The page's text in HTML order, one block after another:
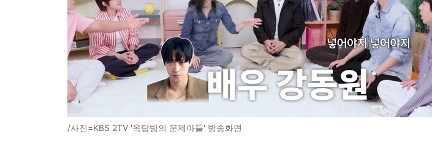
/사진=KBS 2TV '옥탑방의 문제아들' 방송화면